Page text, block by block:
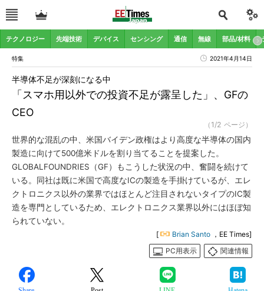
テクノロジー 先端技術 デバイス センシング 通信 無線 部品/材料
特集 2021年4月14日
「スマホ用以外での投資不足が露呈した」、GFの
CEO
半導体不足が深刻になる中
（1/2 ページ）
世界的な混乱の中、米国バイデン政権はより高度な半導体の国内
製造に向けて500億米ドルを割り当てることを提案した。
GLOBALFOUNDRIES（GF）もこうした状況の中、奮闘を続けて
いる。同社は既に米国で高度なICの製造を手掛けているが、エレ
クトロニクス以外の業界ではほとんど注目されないタイプのIC製
造を専門としているため、エレクトロニクス業界以外にはほぼ知
られていない。
[ Brian Santo ，EE Times]
PC用表示
関連情報